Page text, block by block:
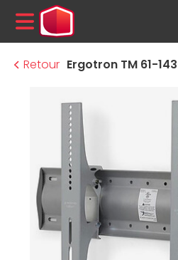
MENU
Retour Ergotron TM 61-